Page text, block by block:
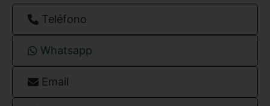
Teléfono
Whatsapp
Email